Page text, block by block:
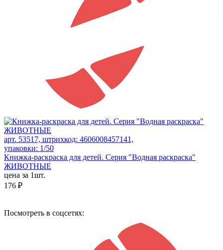
арт. 53517, штрихкод: 4606008457141,
упаковки: 1/50
Книжка-раскраска для детей. Серия "Водная раскраска"
ЖИВОТНЫЕ
цена за 1шт.
176 ₽
Посмотреть в соцсетях: